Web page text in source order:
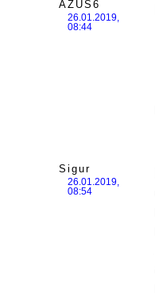
AZUS6
26.01.2019,
08:44
Sigur
26.01.2019,
08:54